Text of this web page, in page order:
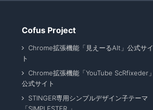
Cofus Project
Chrome拡張機能「見えーるAlt」公式サイ
ト
Chrome拡張機能「YouTube ScRfixeder」
公式サイト
STINGER専用シンプルデザイン子テーマ
「SIMPLESTER 」